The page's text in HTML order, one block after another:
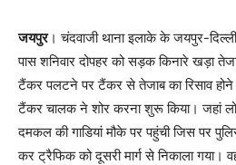
जयपुर। चंदवाजी थाना इलाके के जयपुर-
पास शनिवार दोपहर को सड़क किनारे खड़ा
टैंकर पलटने पर टैंकर से तेजाब का रिसाव
टैंकर चालक ने शोर करना शुरू किया। जहां
दमकल की गाडियां मौके पर पहुंची जिस पर
कर ट्रैफिक को दूसरी मार्ग से निकाला गया।